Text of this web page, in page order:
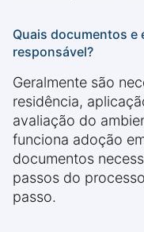
Quais documentos e
responsável?
Geralmente são
residência,
avaliação do
funciona adoção
documentos
passos do
passo.